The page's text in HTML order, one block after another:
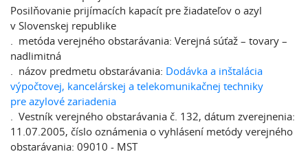
Posilňovanie prijímacích kapacít pre žiadateľov o azyl
v Slovenskej republike
. metóda verejného obstarávania: Verejná súťaž – tovary –
nadlimitná
. názov predmetu obstarávania: Dodávka a inštalácia
výpočtovej, kancelárskej a telekomunikačnej techniky
pre azylové zariadenia
. Vestník verejného obstarávania č. 132, dátum zverejnenia:
11.07.2005, číslo oznámenia o vyhlásení metódy verejného
obstarávania: 09010 - MST